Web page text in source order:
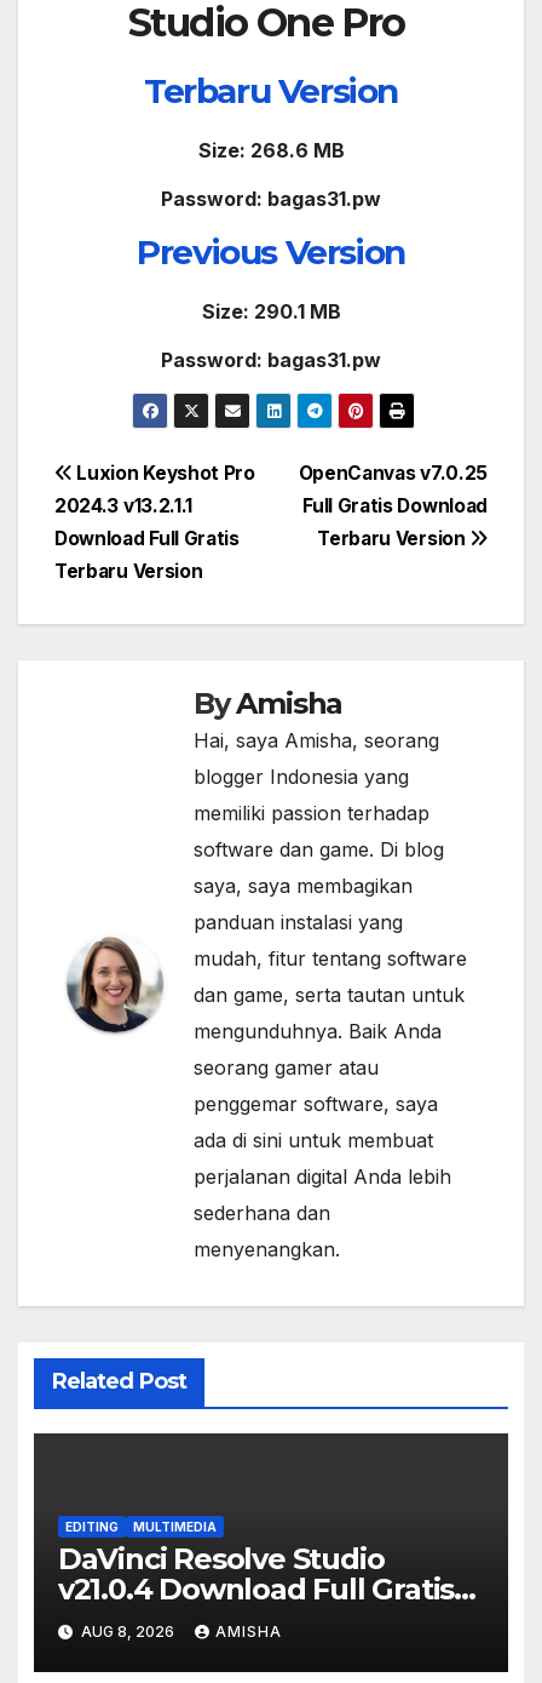
Studio One Pro
Terbaru Version
Size: 268.6 MB
Password: bagas31.pw
Previous Version
Size: 290.1 MB
Password: bagas31.pw
Post
navigation
OpenCanvas v7.0.25
Full Gratis Download
Terbaru Version
Luxion Keyshot Pro
2024.3 v13.2.1.1
Download Full Gratis
Terbaru Version
ByAmisha
Hai, saya Amisha, seorang
blogger Indonesia yang
memiliki passion terhadap
software dan game. Di blog
saya, saya membagikan
panduan instalasi yang
mudah, fitur tentang software
dan game, serta tautan untuk
mengunduhnya. Baik Anda
seorang gamer atau
penggemar software, saya
ada di sini untuk membuat
perjalanan digital Anda lebih
sederhana dan
menyenangkan.
Related Post
EDITING MULTIMEDIA
DaVinci Resolve Studio
v21.0.4 Download Full Gratis
Terbaru Version
AUG 8, 2026 AMISHA